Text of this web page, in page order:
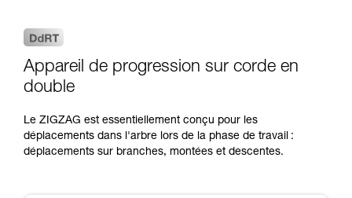
avec un professionnel votre capacité à refaire
la manipulation, seul, en toute sécurité, avant
Nous donnons des exemples de techniques
liées à votre activité. Il peut en exister d’autres
que nous ne décrivons pas ici.
Appareil de progression sur corde en
double
Le ZIGZAG est essentiellement conçu pour les
déplacements dans l'arbre lors de la phase de travail :
déplacements sur branches, montées et descentes.